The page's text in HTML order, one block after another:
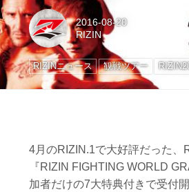
2016-08-20
RIZIN
RIZINニュース 観戦ツアー
4月のRIZIN.1で大好評だった、
『RIZIN FIGHTING WORLD
加者だけの7大特典付きで受付開